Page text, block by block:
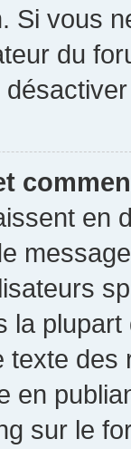
Si vous
du
en
la
texte
en
sur le